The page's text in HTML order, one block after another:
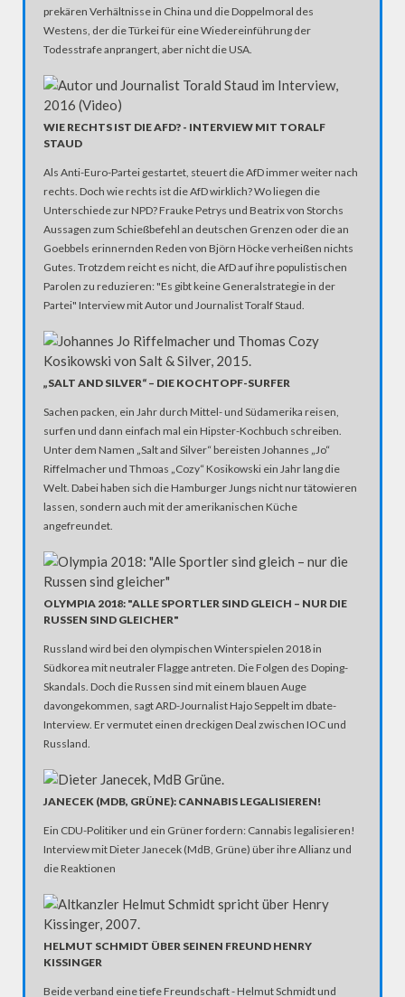
prekären Verhältnisse in China und die Doppelmoral des
Westens, der die Türkei für eine Wiedereinführung der
Todesstrafe anprangert, aber nicht die USA.
WIE RECHTS IST DIE AFD? - INTERVIEW MIT TORALF
STAUD
Als Anti-Euro-Partei gestartet, steuert die AfD immer weiter nach
rechts. Doch wie rechts ist die AfD wirklich? Wo liegen die
Unterschiede zur NPD? Frauke Petrys und Beatrix von Storchs
Aussagen zum Schießbefehl an deutschen Grenzen oder die an
Goebbels erinnernden Reden von Björn Höcke verheißen nichts
Gutes. Trotzdem reicht es nicht, die AfD auf ihre populistischen
Parolen zu reduzieren: "Es gibt keine Generalstrategie in der
Partei" Interview mit Autor und Journalist Toralf Staud.
„SALT AND SILVER“ – DIE KOCHTOPF-SURFER
Sachen packen, ein Jahr durch Mittel- und Südamerika reisen,
surfen und dann einfach mal ein Hipster-Kochbuch schreiben.
Unter dem Namen „Salt and Silver“ bereisten Johannes „Jo“
Riffelmacher und Thmoas „Cozy“ Kosikowski ein Jahr lang die
Welt. Dabei haben sich die Hamburger Jungs nicht nur tätowieren
lassen, sondern auch mit der amerikanischen Küche
angefreundet.
OLYMPIA 2018: "ALLE SPORTLER SIND GLEICH – NUR DIE
RUSSEN SIND GLEICHER"
Russland wird bei den olympischen Winterspielen 2018 in
Südkorea mit neutraler Flagge antreten. Die Folgen des Doping-
Skandals. Doch die Russen sind mit einem blauen Auge
davongekommen, sagt ARD-Journalist Hajo Seppelt im dbate-
Interview. Er vermutet einen dreckigen Deal zwischen IOC und
Russland.
JANECEK (MDB, GRÜNE): CANNABIS LEGALISIEREN!
Ein CDU-Politiker und ein Grüner fordern: Cannabis legalisieren!
Interview mit Dieter Janecek (MdB, Grüne) über ihre Allianz und
die Reaktionen
HELMUT SCHMIDT ÜBER SEINEN FREUND HENRY
KISSINGER
Beide verband eine tiefe Freundschaft - Helmut Schmidt und